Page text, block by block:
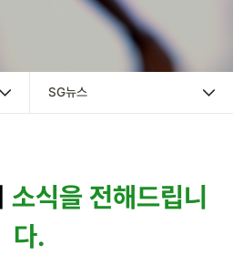
SG뉴스
소식을 전해드립니
다.